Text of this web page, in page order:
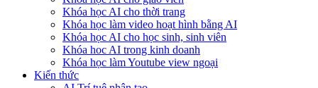
Khóa học AI cho thời trang
Khóa học làm video hoạt hình bằng AI
Khóa học AI cho học sinh, sinh viên
Khóa hoc AI trong kinh doanh
Khóa học làm Youtube view ngoại
Kiến thức